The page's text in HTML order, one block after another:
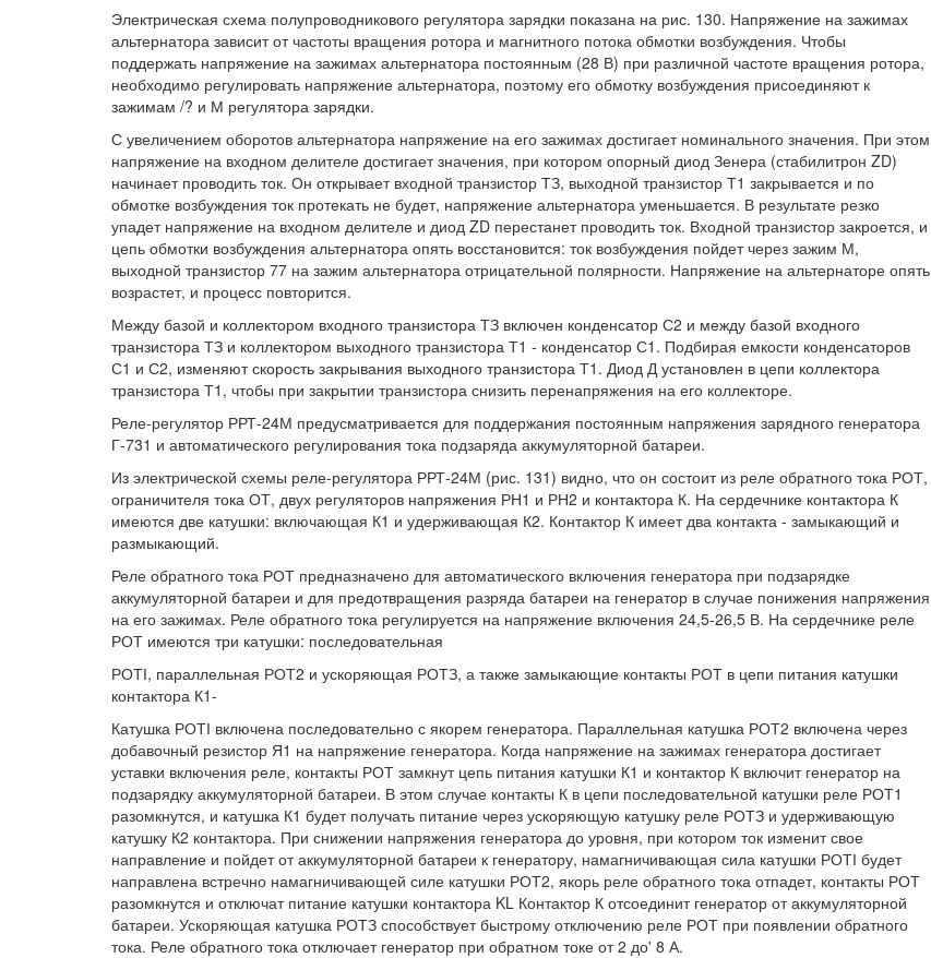
Электрическая схема полупроводникового регулятора зарядки показана на рис. 130. Напряжение на зажимах
альтернатора зависит от частоты вращения ротора и магнитного потока обмотки возбуждения. Чтобы
поддержать напряжение на зажимах альтернатора постоянным (28 В) при различной частоте вращения ротора,
необходимо регулировать напряжение альтернатора, поэтому его обмотку возбуждения присоединяют к
зажимам /? и М регулятора зарядки.
С увеличением оборотов альтернатора напряжение на его зажимах достигает номинального значения. При этом
напряжение на входном делителе достигает значения, при котором опорный диод Зенера (стабилитрон ZD)
начинает проводить ток. Он открывает входной транзистор ТЗ, выходной транзистор Т1 закрывается и по
обмотке возбуждения ток протекать не будет, напряжение альтернатора уменьшается. В результате резко
упадет напряжение на входном делителе и диод ZD перестанет проводить ток. Входной транзистор закроется, и
цепь обмотки возбуждения альтернатора опять восстановится: ток возбуждения пойдет через зажим М,
выходной транзистор 77 на зажим альтернатора отрицательной полярности. Напряжение на альтернаторе опять
возрастет, и процесс повторится.
Между базой и коллектором входного транзистора ТЗ включен конденсатор С2 и между базой входного
транзистора ТЗ и коллектором выходного транзистора Т1 - конденсатор С1. Подбирая емкости конденсаторов
С1 и С2, изменяют скорость закрывания выходного транзистора Т1. Диод Д установлен в цепи коллектора
транзистора Т1, чтобы при закрытии транзистора снизить перенапряжения на его коллекторе.
Реле-регулятор РРТ-24М предусматривается для поддержания постоянным напряжения зарядного генератора
Г-731 и автоматического регулирования тока подзаряда аккумуляторной батареи.
Из электрической схемы реле-регулятора РРТ-24М (рис. 131) видно, что он состоит из реле обратного тока РОТ,
ограничителя тока ОТ, двух регуляторов напряжения РН1 и РН2 и контактора К. На сердечнике контактора К
имеются две катушки: включающая К1 и удерживающая К2. Контактор К имеет два контакта - замыкающий и
размыкающий.
Реле обратного тока РОТ предназначено для автоматического включения генератора при подзарядке
аккумуляторной батареи и для предотвращения разряда батареи на генератор в случае понижения напряжения
на его зажимах. Реле обратного тока регулируется на напряжение включения 24,5-26,5 В. На сердечнике реле
РОТ имеются три катушки: последовательная
РОТІ, параллельная РОТ2 и ускоряющая РОТЗ, а также замыкающие контакты РОТ в цепи питания катушки
контактора К1-
Катушка РОТІ включена последовательно с якорем генератора. Параллельная катушка РОТ2 включена через
добавочный резистор Я1 на напряжение генератора. Когда напряжение на зажимах генератора достигает
уставки включения реле, контакты РОТ замкнут цепь питания катушки К1 и контактор К включит генератор на
подзарядку аккумуляторной батареи. В этом случае контакты К в цепи последовательной катушки реле РОТ1
разомкнутся, и катушка К1 будет получать питание через ускоряющую катушку реле РОТЗ и удерживающую
катушку К2 контактора. При снижении напряжения генератора до уровня, при котором ток изменит свое
направление и пойдет от аккумуляторной батареи к генератору, намагничивающая сила катушки РОТІ будет
направлена встречно намагничивающей силе катушки РОТ2, якорь реле обратного тока отпадет, контакты РОТ
разомкнутся и отключат питание катушки контактора KL Контактор К отсоединит генератор от аккумуляторной
батареи. Ускоряющая катушка РОТЗ способствует быстрому отключению реле РОТ при появлении обратного
тока. Реле обратного тока отключает генератор при обратном токе от 2 до' 8 А.